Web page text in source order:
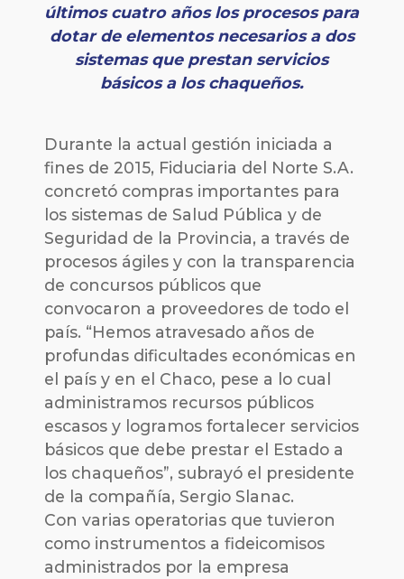
últimos cuatro años los procesos para
dotar de elementos necesarios a dos
sistemas que prestan servicios
básicos a los chaqueños.
Durante la actual gestión iniciada a
fines de 2015, Fiduciaria del Norte S.A.
concretó compras importantes para
los sistemas de Salud Pública y de
Seguridad de la Provincia, a través de
procesos ágiles y con la transparencia
de concursos públicos que
convocaron a proveedores de todo el
país. “Hemos atravesado años de
profundas dificultades económicas en
el país y en el Chaco, pese a lo cual
administramos recursos públicos
escasos y logramos fortalecer servicios
básicos que debe prestar el Estado a
los chaqueños”, subrayó el presidente
de la compañía, Sergio Slanac.
Con varias operatorias que tuvieron
como instrumentos a fideicomisos
administrados por la empresa